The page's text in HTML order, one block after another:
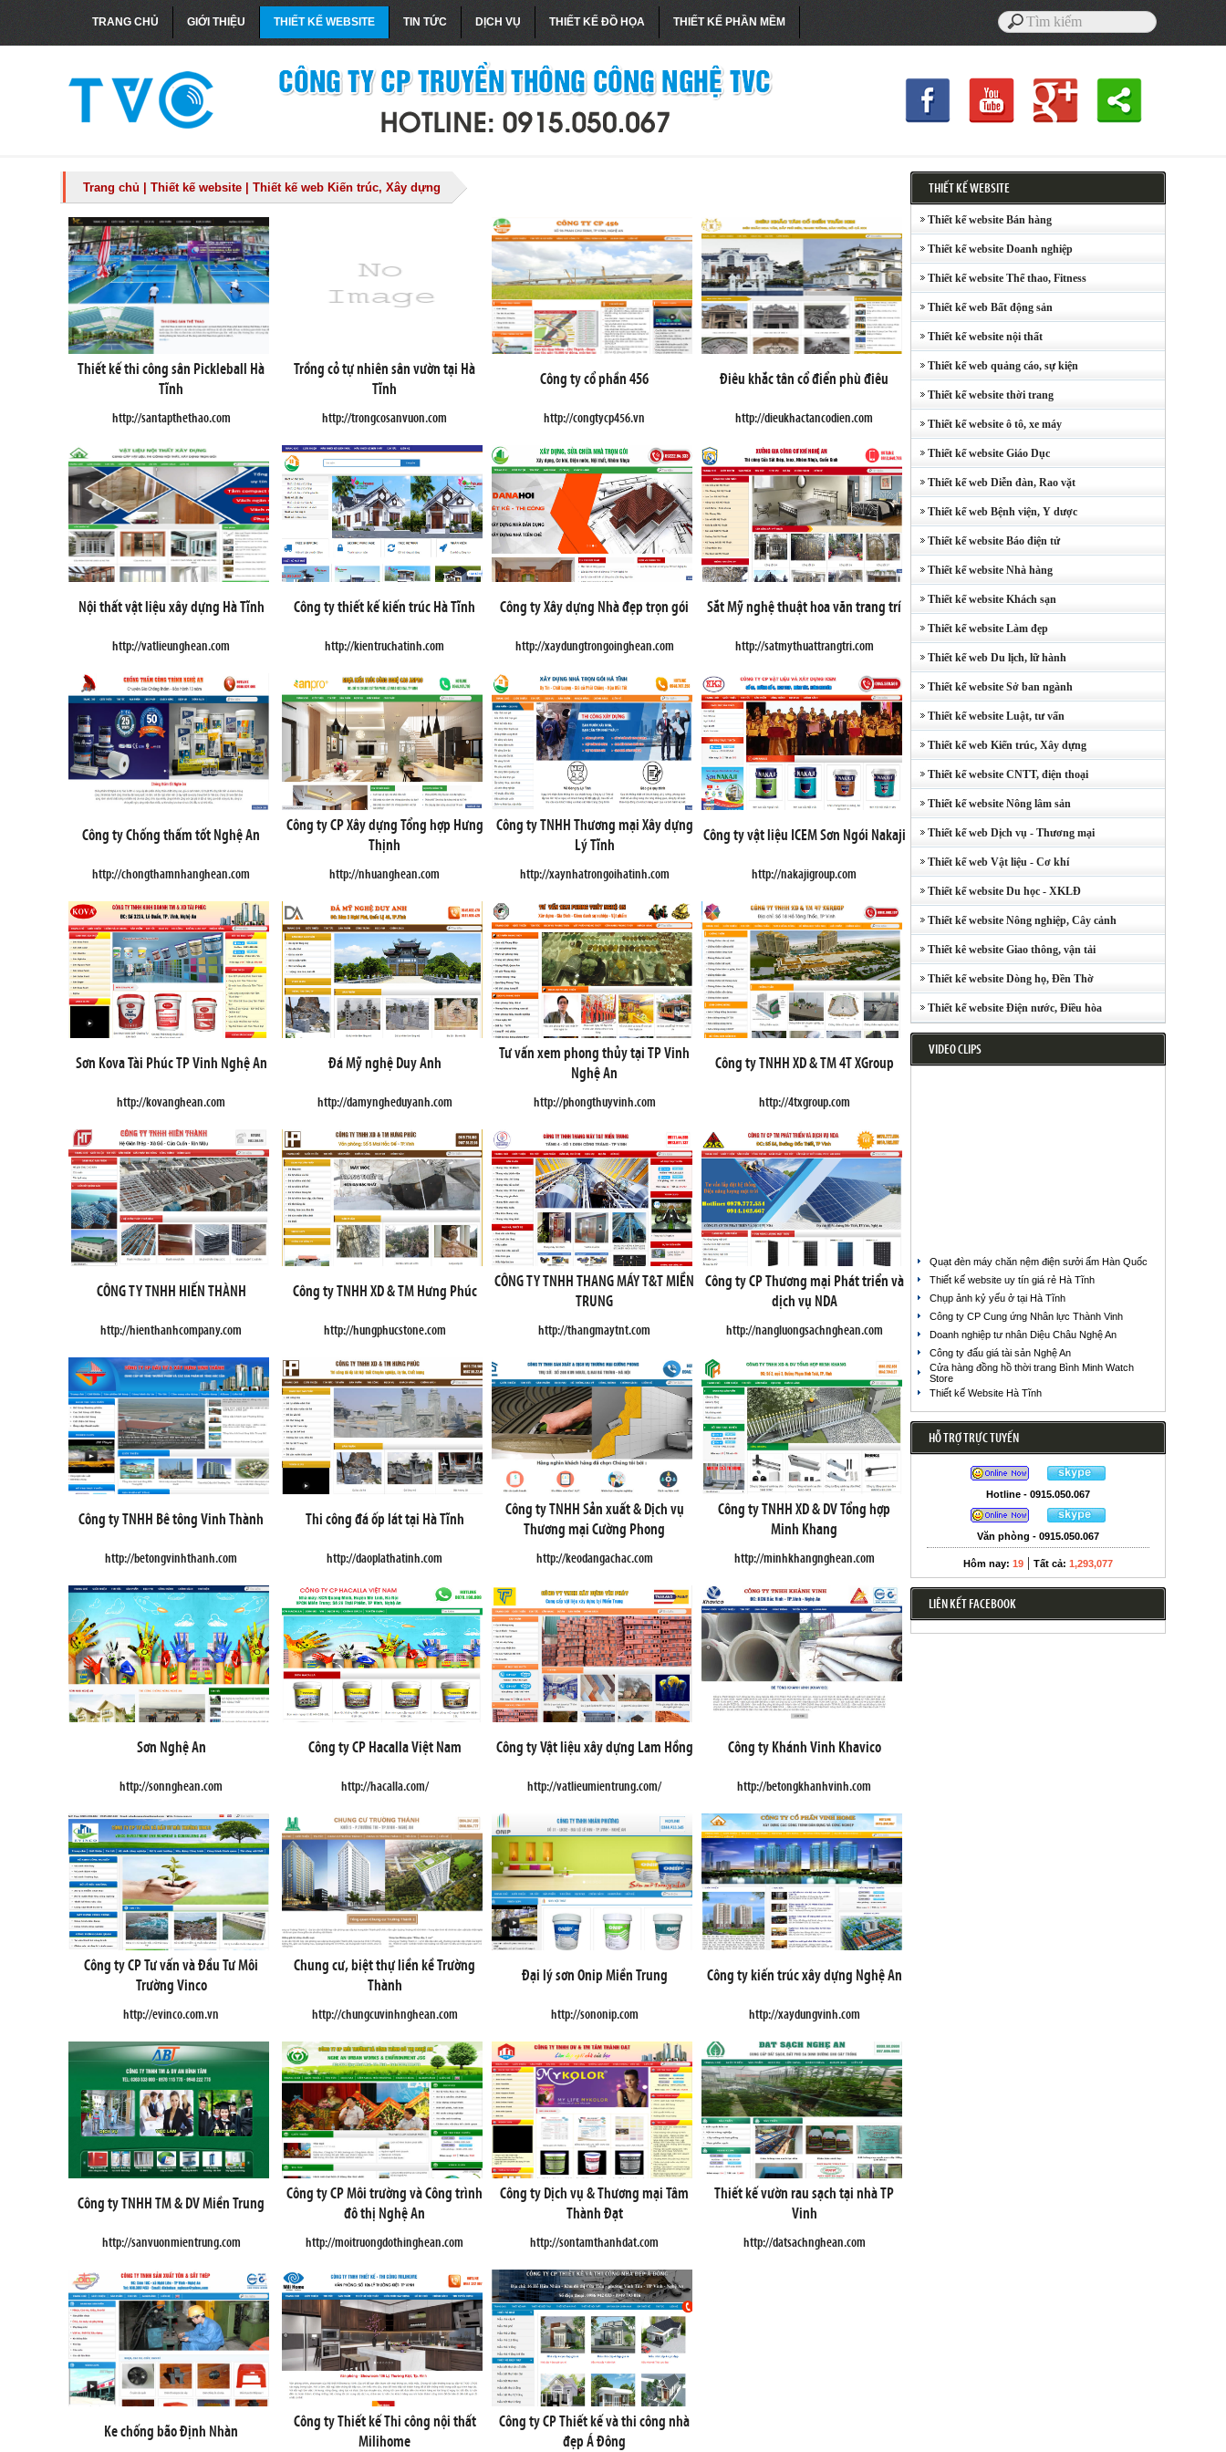
TRANG CHỦ GIỚI THIỆU THIẾT KẾ WEBSITE TIN TỨC DỊCH VỤ THIẾT KẾ ĐỒ HỌA THIẾT KẾ PHẦN MỀM
Trang chủ Thiết kế website Thiết kế web Kiến trúc, Xây dựng
Thiết kế thi công sân Pickleball Hà
Tĩnh
http://santapthethao.com
Trồng cỏ tự nhiên sân vườn tại Hà
Tĩnh
http://trongcosanvuon.com
Công ty cổ phần 456
http://congtycp456.vn
Điêu khắc tân cổ điển phù điêu
http://dieukhactancodien.com
Nội thất vật liệu xây dựng Hà Tĩnh
http://vatlieunghean.com
Công ty thiết kế kiến trúc Hà Tĩnh
http://kientruchatinh.com
Công ty Xây dựng Nhà đẹp trọn gói
http://xaydungtrongoinghean.com
Sắt Mỹ nghệ thuật hoa văn trang trí
http://satmythuattrangtri.com
Công ty Chống thấm tốt Nghệ An
http://chongthamnhanghean.com
Công ty CP Xây dựng Tổng hợp Hưng
Thịnh
http://nhuanghean.com
Công ty TNHH Thương mại Xây dựng
Lý Tĩnh
http://xaynhatrongoihatinh.com
Công ty vật liệu ICEM Sơn Ngói Nakaji
http://nakajigroup.com
Sơn Kova Tài Phúc TP Vinh Nghệ An
http://kovanghean.com
Đá Mỹ nghệ Duy Anh
http://damyngheduyanh.com
Tư vấn xem phong thủy tại TP Vinh
Nghệ An
http://phongthuyvinh.com
Công ty TNHH XD & TM 4T XGroup
http://4txgroup.com
CÔNG TY TNHH HIẾN THÀNH
http://hienthanhcompany.com
Công ty TNHH XD & TM Hưng Phúc
http://hungphucstone.com
CÔNG TY TNHH THANG MÁY T&T MIỀN
TRUNG
http://thangmaytnt.com
Công ty CP Thương mại Phát triển và
dịch vụ NDA
http://nangluongsachnghean.com
Công ty TNHH Bê tông Vinh Thành
http://betongvinhthanh.com
Thi công đá ốp lát tại Hà Tĩnh
http://daoplathatinh.com
Công ty TNHH Sản xuất & Dịch vụ
Thương mại Cường Phong
http://keodangachac.com
Công ty TNHH XD & DV Tổng hợp
Minh Khang
http://minhkhangnghean.com
Sơn Nghệ An
http://sonnghean.com
Công ty CP Hacalla Việt Nam
http://hacalla.com/
Công ty Vật liệu xây dựng Lam Hồng
http://vatlieumientrung.com/
Công ty Khánh Vinh Khavico
http://betongkhanhvinh.com
Công ty CP Tư vấn và Đầu Tư Môi
Trường Vinco
http://evinco.com.vn
Chung cư, biệt thự liền kề Trường
Thành
http://chungcuvinhnghean.com
Đại lý sơn Onip Miền Trung
http://sononip.com
Công ty kiến trúc xây dựng Nghệ An
http://xaydungvinh.com
Công ty TNHH TM & DV Miền Trung
http://sanvuonmientrung.com
Công ty CP Môi trường và Công trình
đô thị Nghệ An
http://moitruongdothinghean.com
Công ty Dịch vụ & Thương mại Tâm
Thành Đạt
http://sontamthanhdat.com
Thiết kế vườn rau sạch tại nhà TP
Vinh
http://datsachnghean.com
Ke chống bão Định Nhàn
Công ty Thiết kế Thi công nội thất
Milihome
Công ty CP Thiết kế và thi công nhà
đẹp Á Đông
THIẾT KẾ WEBSITE
Thiết kế website Bán hàng
Thiết kế website Doanh nghiệp
Thiết kế website Thể thao, Fitness
Thiết kế web Bất động sản
Thiết kế website nội thất
Thiết kế web quảng cáo, sự kiện
Thiết kế website thời trang
Thiết kế website ô tô, xe máy
Thiết kế website Giáo Dục
Thiết kế web Diễn đàn, Rao vặt
Thiết kế web Bệnh viện, Y dược
Thiết kế website Báo điện tử
Thiết kế website Nhà hàng
Thiết kế website Khách sạn
Thiết kế website Làm đẹp
Thiết kế web Du lịch, lữ hành
Thiết kế website Sở ban ngành
Thiết kế website Luật, tư vấn
Thiết kế web Kiến trúc, Xây dựng
Thiết kế website CNTT, điện thoại
Thiết kế website Nông lâm sản
Thiết kế web Dịch vụ - Thương mại
Thiết kế web Vật liệu - Cơ khí
Thiết kế website Du học - XKLĐ
Thiết kế website Nông nghiệp, Cây cảnh
Thiết kê website Giao thông, vận tải
Thiết kế website Dòng họ, Đền Thờ
Thiết kế website Điện nước, Điều hòa
VIDEO CLIPS
Quạt đèn máy chăn nệm điện sưởi ấm Hàn Quốc
Thiết kế website uy tín giá rẻ Hà Tĩnh
Chụp ảnh kỷ yếu ở tại Hà Tĩnh
Công ty CP Cung ứng Nhân lực Thành Vinh
Doanh nghiệp tư nhân Diệu Châu Nghệ An
Công ty đấu giá tài sản Nghệ An
Cửa hàng đồng hồ thời trang Bình Minh Watch
Store
Thiết kế Website Hà Tĩnh
HỖ TRỢ TRỰC TUYẾN
Hotline - 0915.050.067
Văn phòng - 0915.050.067
Hôm nay: 19 | Tất cả: 1,293,077
LIÊN KẾT FACEBOOK